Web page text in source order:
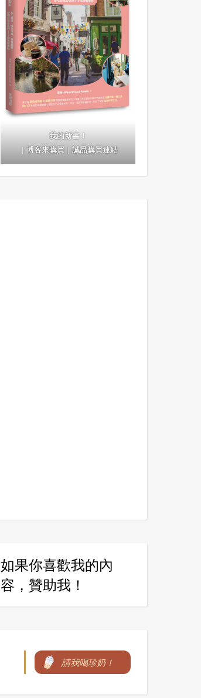
我的新書！
｜博客來購買｜誠品購買連結
如果你喜歡我的內
容，贊助我！
請我喝珍奶！